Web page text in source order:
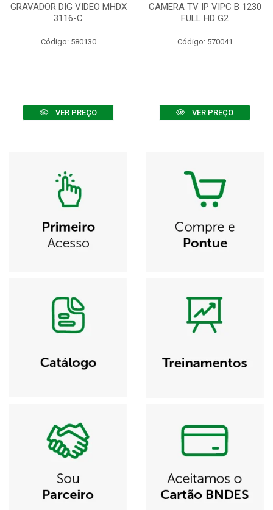
GRAVADOR DIG VIDEO MHDX
3116-C
Código: 580130
VER PREÇO
CAMERA TV IP VIPC B 1230
FULL HD G2
Código: 570041
VER PREÇO